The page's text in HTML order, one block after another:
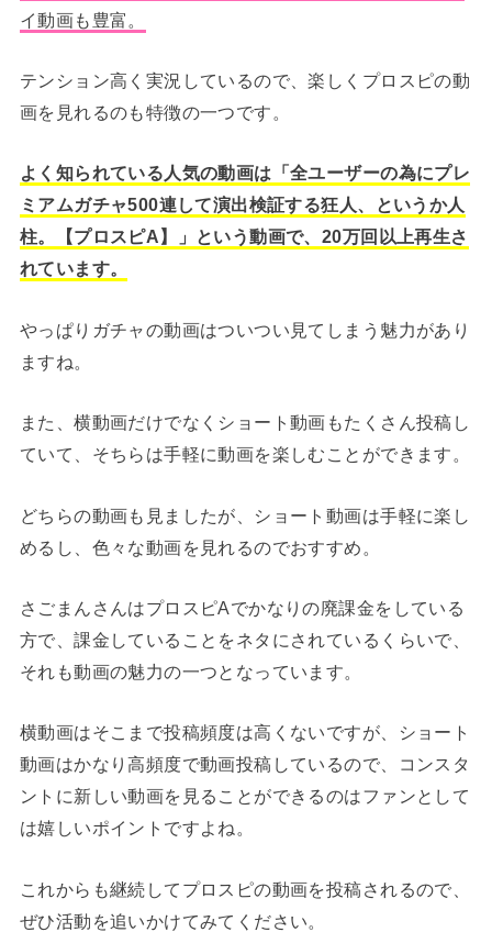
イ動画も豊富。
テンション高く実況しているので、楽しくプロスピの動
画を見れるのも特徴の一つです。
よく知られている人気の動画は「全ユーザーの為にプレ
ミアムガチャ500連して演出検証する狂人、というか人
柱。【プロスピA】」という動画で、20万回以上再生さ
れています。
やっぱりガチャの動画はついつい見てしまう魅力があり
ますね。
また、横動画だけでなくショート動画もたくさん投稿し
ていて、そちらは手軽に動画を楽しむことができます。
どちらの動画も見ましたが、ショート動画は手軽に楽し
めるし、色々な動画を見れるのでおすすめ。
さごまんさんはプロスピAでかなりの廃課金をしている
方で、課金していることをネタにされているくらいで、
それも動画の魅力の一つとなっています。
横動画はそこまで投稿頻度は高くないですが、ショート
動画はかなり高頻度で動画投稿しているので、コンスタ
ントに新しい動画を見ることができるのはファンとして
は嬉しいポイントですよね。
これからも継続してプロスピの動画を投稿されるので、
ぜひ活動を追いかけてみてください。